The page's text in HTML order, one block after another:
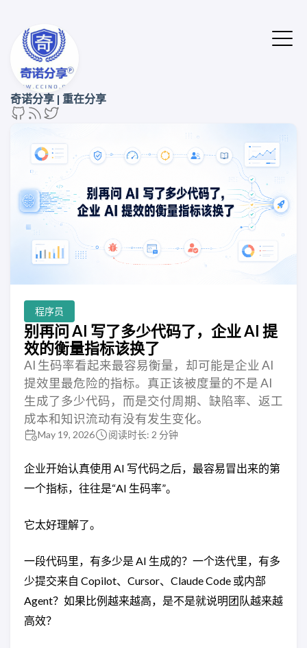
奇诺分享 | 重在分享
程序员
别再问 AI 写了多少代码了，企业 AI 提
效的衡量指标该换了
AI 生码率看起来最容易衡量，却可能是企业 AI
提效里最危险的指标。真正该被度量的不是 AI
生成了多少代码，而是交付周期、缺陷率、返工
成本和知识流动有没有发生变化。
May 19, 2026 阅读时长: 2 分钟
企业开始认真使用 AI 写代码之后，最容易冒出来的第
一个指标，往往是“AI 生码率”。
它太好理解了。
一段代码里，有多少是 AI 生成的？一个迭代里，有多
少提交来自 Copilot、Cursor、Claude Code 或内部
Agent？如果比例越来越高，是不是就说明团队越来越
高效？